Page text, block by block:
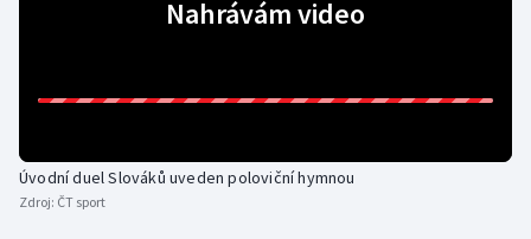
Jezdectví
Nahrávám video
Úvodní duel Slováků uveden poloviční hymnou
Zdroj: ČT sport